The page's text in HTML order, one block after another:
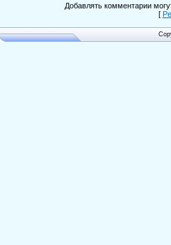
Добавлять комментарии
[